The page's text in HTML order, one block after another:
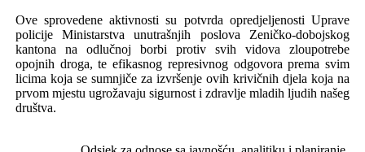
Ove sprovedene aktivnosti su potvrda opredjeljenosti Uprave
policije Ministarstva unutrašnjih poslova Zeničko-dobojskog
kantona na odlučnoj borbi protiv svih vidova zloupotrebe
opojnih droga, te efikasnog represivnog odgovora prema svim
licima koja se sumnjiče za izvršenje ovih krivičnih djela koja na
prvom mjestu ugrožavaju sigurnost i zdravlje mladih ljudih našeg
društva.